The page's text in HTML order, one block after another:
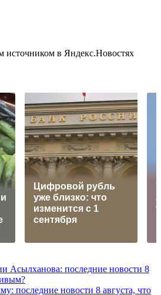
в Яндекс.Новостях
Цифровой рубль
уже близко: что
изменится с 1
сентября
Асылханова: последние новости 8
последние новости 8 августа, что